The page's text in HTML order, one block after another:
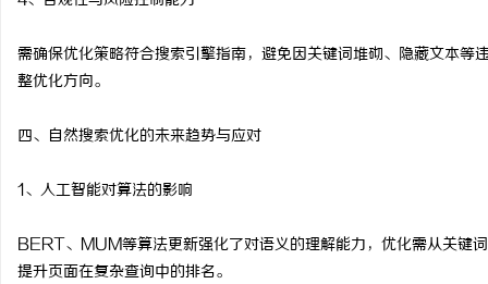
需确保优化策略符合搜索引擎指南，避免因关键词堆砌、隐藏文本
整优化方向。
四、自然搜索优化的未来趋势与应对
1、人工智能对算法的影响
BERT、MUM等算法更新强化了对语义的理解能力，优化需从关键
提升页面在复杂查询中的排名。